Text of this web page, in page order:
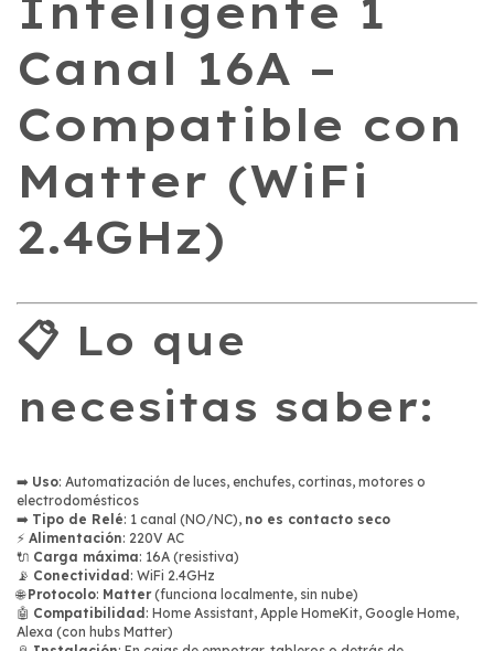
Canal 16A –
Compatible con
Matter (WiFi
2.4GHz)
📋 Lo que
necesitas saber:
➡️ Uso: Automatización de luces, enchufes, cortinas, motores o
electrodomésticos
➡️ Tipo de Relé: 1 canal (NO/NC), no es contacto seco
⚡ Alimentación: 220V AC
🔌 Carga máxima: 16A (resistiva)
📡 Conectividad: WiFi 2.4GHz
🌐Protocolo: Matter(funciona localmente, sin nube)
🤖 Compatibilidad: Home Assistant, Apple HomeKit, Google Home,
Alexa (con hubs Matter)